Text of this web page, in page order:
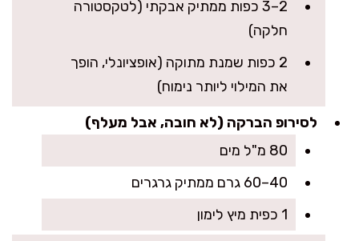
2–3 כפות ממתיק אבקתי (לטקסטורה
חלקה)
2 כפות שמנת מתוקה (אופציונלי, הופך
את המילוי ליותר נימוח)
לסירופ הברקה (לא חובה, אבל מעלף)
80 מ"ל מים
40–60 גרם ממתיק גרגרים
1 כפית מיץ לימון